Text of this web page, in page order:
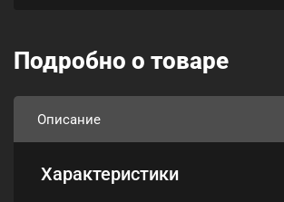
Подробно о товаре
Описание
Характеристики